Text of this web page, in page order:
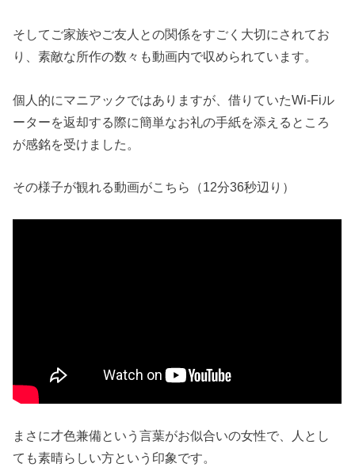
そしてご家族やご友人との関係をすごく大切にされてお
り、素敵な所作の数々も動画内で収められています。
個人的にマニアックではありますが、借りていたWi-Fiル
ーターを返却する際に簡単なお礼の手紙を添えるところ
が感銘を受けました。
その様子が観れる動画がこちら（12分36秒辺り）
まさに才色兼備という言葉がお似合いの女性で、人とし
ても素晴らしい方という印象です。